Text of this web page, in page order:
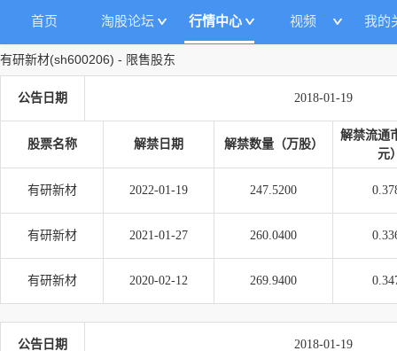
首页 淘股论坛 行情中心 视频 我的
有研新材(sh600206) - 限售股东
公告日期 2018-01-19
股票名称 解禁日期 解禁数量（万股）
解禁流通
元
有研新材 2022-01-19 247.5200
有研新材 2021-01-27 260.0400
有研新材 2020-02-12 269.9400
公告日期 2018-01-19